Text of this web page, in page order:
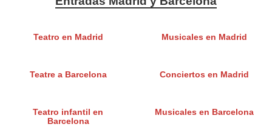
Teatro en Madrid Musicales en Madrid
Teatre a Barcelona Conciertos en Madrid
Teatro infantil en
Barcelona
Musicales en Barcelona